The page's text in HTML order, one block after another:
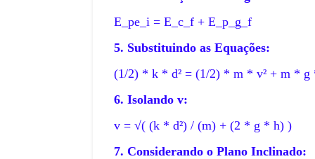
E_pe_i = E_c_f + E_p_g_f
5. Substituindo as Equações:
(1/2) * k * d² = (1/2) * m * v² + m * g
6. Isolando v:
v = √( (k * d²) / (m) + (2 * g * h) )
7. Considerando o Plano Inclinado:
COPA DO MUNDO
Uma Copa do
com as melhores
que nunca foram